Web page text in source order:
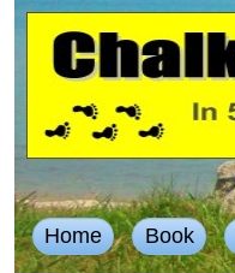
Home Book